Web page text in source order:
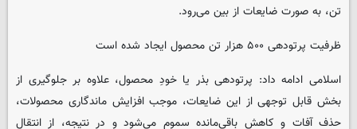
تن، به صورت ضایعات از بین می‌رود.
ظرفیت پرتودهی ۵۰۰ هزار تن محصول ایجاد شده است
اسلامی ادامه داد: پرتودهی بذر یا خودِ محصول، علاوه بر جلوگیری از
بخش قابل توجهی از این ضایعات، موجب افزایش ماندگاری محصولات،
حذف آفات و کاهش باقی‌مانده سموم می‌شود و در نتیجه، از انتقال